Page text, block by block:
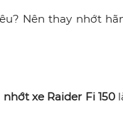
Nên thay nhớt
nhớt xe Raider Fi 150